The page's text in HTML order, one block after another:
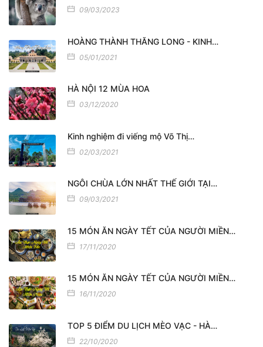
09/03/2023
HOÀNG THÀNH THĂNG LONG - KINH…
05/01/2021
HÀ NỘI 12 MÙA HOA
03/12/2020
Kinh nghiệm đi viếng mộ Võ Thị…
02/03/2021
NGÔI CHÙA LỚN NHẤT THẾ GIỚI TẠI…
09/03/2021
15 MÓN ĂN NGÀY TẾT CỦA NGƯỜI MIỀN…
17/11/2020
15 MÓN ĂN NGÀY TẾT CỦA NGƯỜI MIỀN…
16/11/2020
TOP 5 ĐIỂM DU LỊCH MÈO VẠC - HÀ…
22/10/2020